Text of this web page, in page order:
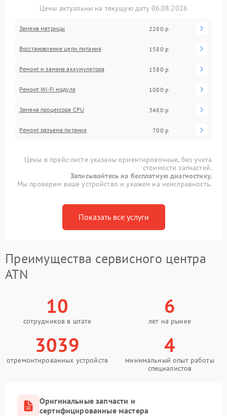
Цены актуальны на текущую дату 06.08.2026
Замена матрицы 2280 р
Восстановление цепи питания 1580 р
Ремонт и замена аккумулятора 1580 р
Ремонт Wi-Fi модуля 1080 р
Замена процессора CPU 3480 р
Ремонт разъема питания 700 р
Цены в прайс-листе указаны ориентировочные, без учета
стоимости запчастей.
Записывайтесь на бесплатную диагностику.
Мы проверим ваше устройство и укажем на неисправность.
Показать все услуги
Преимущества сервисного центра
ATN
10
сотрудников в штате
6
лет на рынке
3039
отремонтированных устройств
4
минимальный опыт работы
специалистов
Оригинальные запчасти и
сертифицированные мастера